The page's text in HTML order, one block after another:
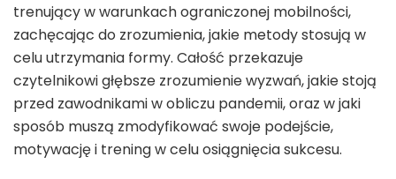
trenujący w warunkach ograniczonej mobilności,
zachęcając do zrozumienia, jakie metody stosują w
celu utrzymania formy. Całość przekazuje
czytelnikowi głębsze zrozumienie wyzwań, jakie stoją
przed zawodnikami w obliczu pandemii, oraz w jaki
sposób muszą zmodyfikować swoje podejście,
motywację i trening w celu osiągnięcia sukcesu.